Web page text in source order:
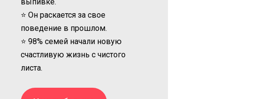
⭐ Он раскается за свое
поведение в прошлом.
⭐ 98% семей начали новую
счастливую жизнь с чистого
листа.